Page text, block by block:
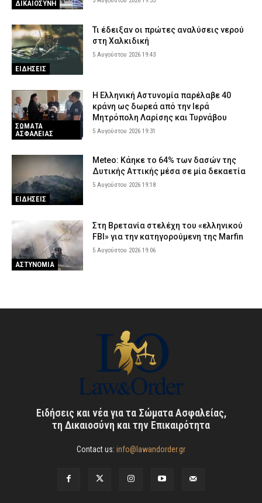
ΔΙΚΑΙΟΣΥΝΗ
ΕΙΔΗΣΕΙΣ
Τι έδειξαν οι πρώτες αναλύσεις νερού
στη Χαλκιδική
5 Αυγούστου 2026 19:43
ΣΩΜΑΤΑ
ΑΣΦΑΛΕΙΑΣ
Η Ελληνική Αστυνομία παρέλαβε 40
κράνη ως δωρεά από την Ιερά
Μητρόπολη Λαρίσης και Τυρνάβου
5 Αυγούστου 2026 19:31
ΕΙΔΗΣΕΙΣ
Meteo: Κάηκε το 64% των δασών της
Δυτικής Αττικής μέσα σε μία δεκαετία
5 Αυγούστου 2026 19:18
ΑΣΤΥΝΟΜΙΑ
Στη Βρετανία στελέχη του «ελληνικού
FBI» για την κατηγορούμενη της Marfin
5 Αυγούστου 2026 19:06
Ειδήσεις και νέα για τα Σώματα Ασφαλείας,
τη Δικαιοσύνη και την Επικαιρότητα
Contact us: info@lawandorder.gr